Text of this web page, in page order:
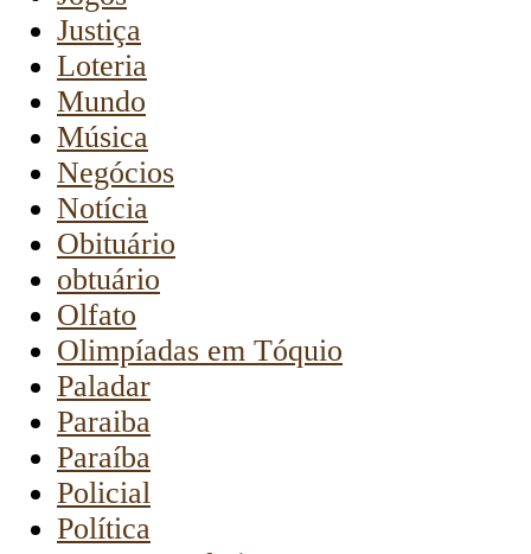
Justiça
Loteria
Mundo
Música
Negócios
Notícia
Obituário
obtuário
Olfato
Olimpíadas em Tóquio
Paladar
Paraiba
Paraíba
Policial
Política